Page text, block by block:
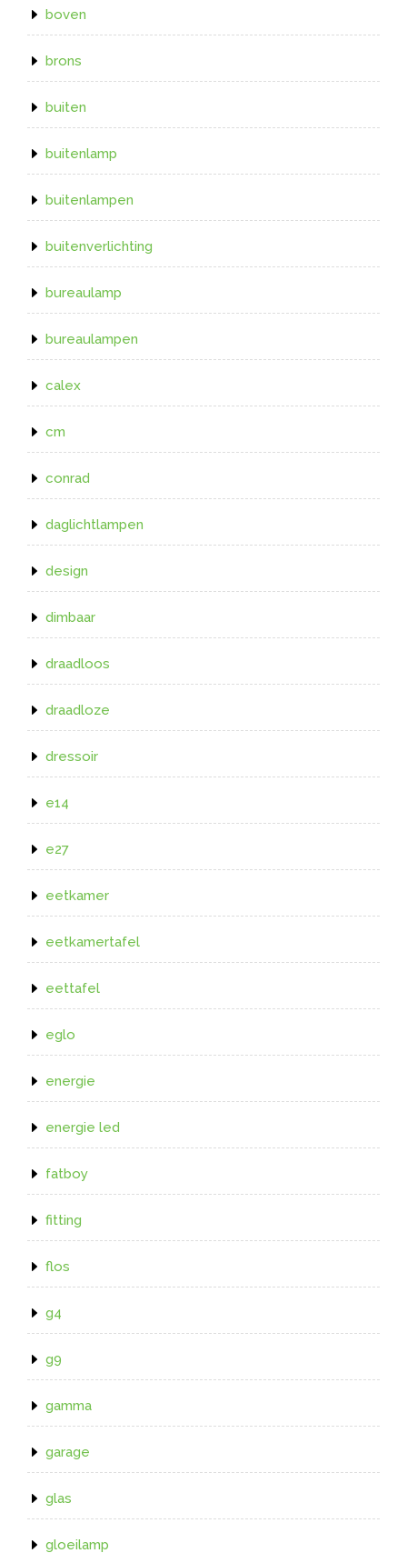
boven
brons
buiten
buitenlamp
buitenlampen
buitenverlichting
bureaulamp
bureaulampen
calex
cm
conrad
daglichtlampen
design
dimbaar
draadloos
draadloze
dressoir
e14
e27
eetkamer
eetkamertafel
eettafel
eglo
energie
energie led
fatboy
fitting
flos
g4
g9
gamma
garage
glas
gloeilamp